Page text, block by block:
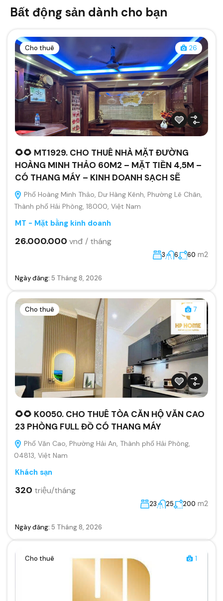
Bất động sản dành cho bạn
Cho thuê 26
🌻🌻 MT1929. CHO THUÊ NHÀ MẶT ĐƯỜNG
HOÀNG MINH THẢO 60M2 – MẶT TIỀN 4,5M –
CÓ THANG MÁY – KINH DOANH SẠCH SẼ
Phố Hoàng Minh Thảo, Dư Hàng Kênh, Phường Lê Chân,
Thành phố Hải Phòng, 18000, Việt Nam
MT - Mặt bằng kinh doanh
26.000.000 vnđ / tháng
3 6 60 m2
Ngày đăng: 5 Tháng 8, 2026
Cho thuê 7
🌻🌻 K0050. CHO THUÊ TÒA CĂN HỘ VĂN CAO
23 PHÒNG FULL ĐỒ CÓ THANG MÁY
Phố Văn Cao, Phường Hải An, Thành phố Hải Phòng,
04813, Việt Nam
Khách sạn
320 triệu/tháng
23 25 200 m2
Ngày đăng: 5 Tháng 8, 2026
Cho thuê 1